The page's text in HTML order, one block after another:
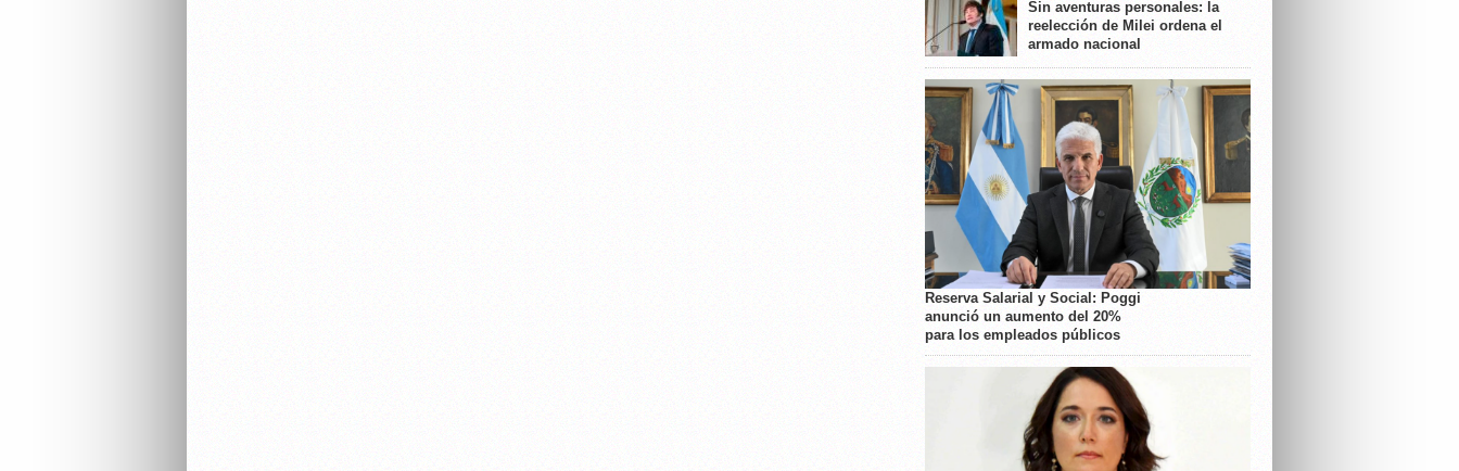
Sin aventuras personales: la
reelección de Milei ordena el
armado nacional
Reserva Salarial y Social: Poggi
anunció un aumento del 20%
para los empleados públicos